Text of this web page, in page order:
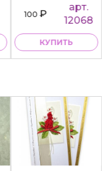
100₽
арт.
12068
КУПИТЬ